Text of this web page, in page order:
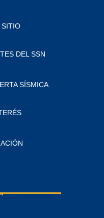
SITIO
DEL SSN
SÍSMICA